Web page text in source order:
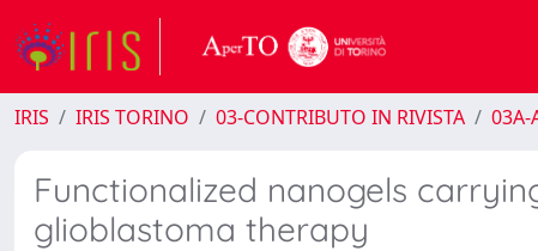
IRIS IRIS TORINO 03-CONTRIBUTO IN RIVISTA
Functionalized nanogels
glioblastoma therapy